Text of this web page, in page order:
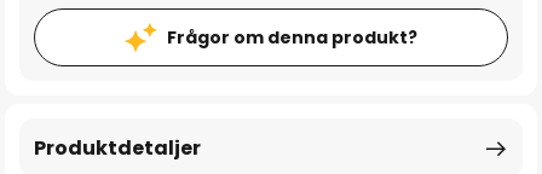
Frågor om denna produkt?
Produktdetaljer